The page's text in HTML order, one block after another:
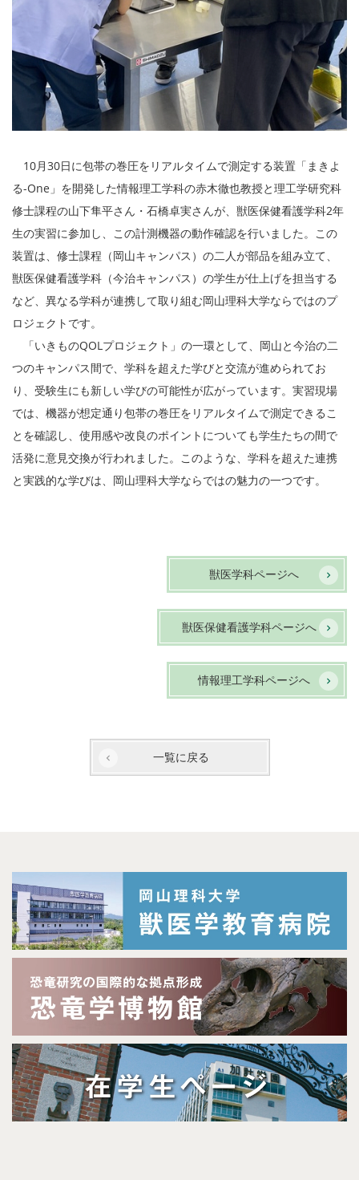
10月30日に包帯の巻圧をリアルタイムで測定する装置「まきよ
る-One」 を開発した情報理工学科の赤木徹也教授と理工学研究科
修士課程の山下隼平さん・石橋卓実さんが、獣医保健看護学科2年
生の実習に参加し、この計測機器の動作確認を行いました。
この
装置は、修士課程（岡山キャンパス）の二人が部品を組み立て、
獣医保健看護学科（今治キャンパス）の学生が仕上げを担当する
など、 異なる学科が連携して取り組む岡山理科大学ならではのプ
ロジェク トです。
「いきものQOLプロジェクト」の一環として、 岡山と今治の二
つのキャンパス間で、 学科を超えた学びと交流が進められてお
り、 受験生にも新しい学びの可能性が広がっています。実習現場
では、 機器が想定通り包帯の巻圧をリアルタイムで測定できるこ
とを確認し、 使用感や改良のポイントについても学生たちの間で
活発に意見交換が行われました。このような、 学科を超えた連携
と実践的な学びは、 岡山理科大学ならではの魅力の一つです。
獣医学科ページへ
獣医保健看護学科ページへ
情報理工学科ページへ
一覧に戻る